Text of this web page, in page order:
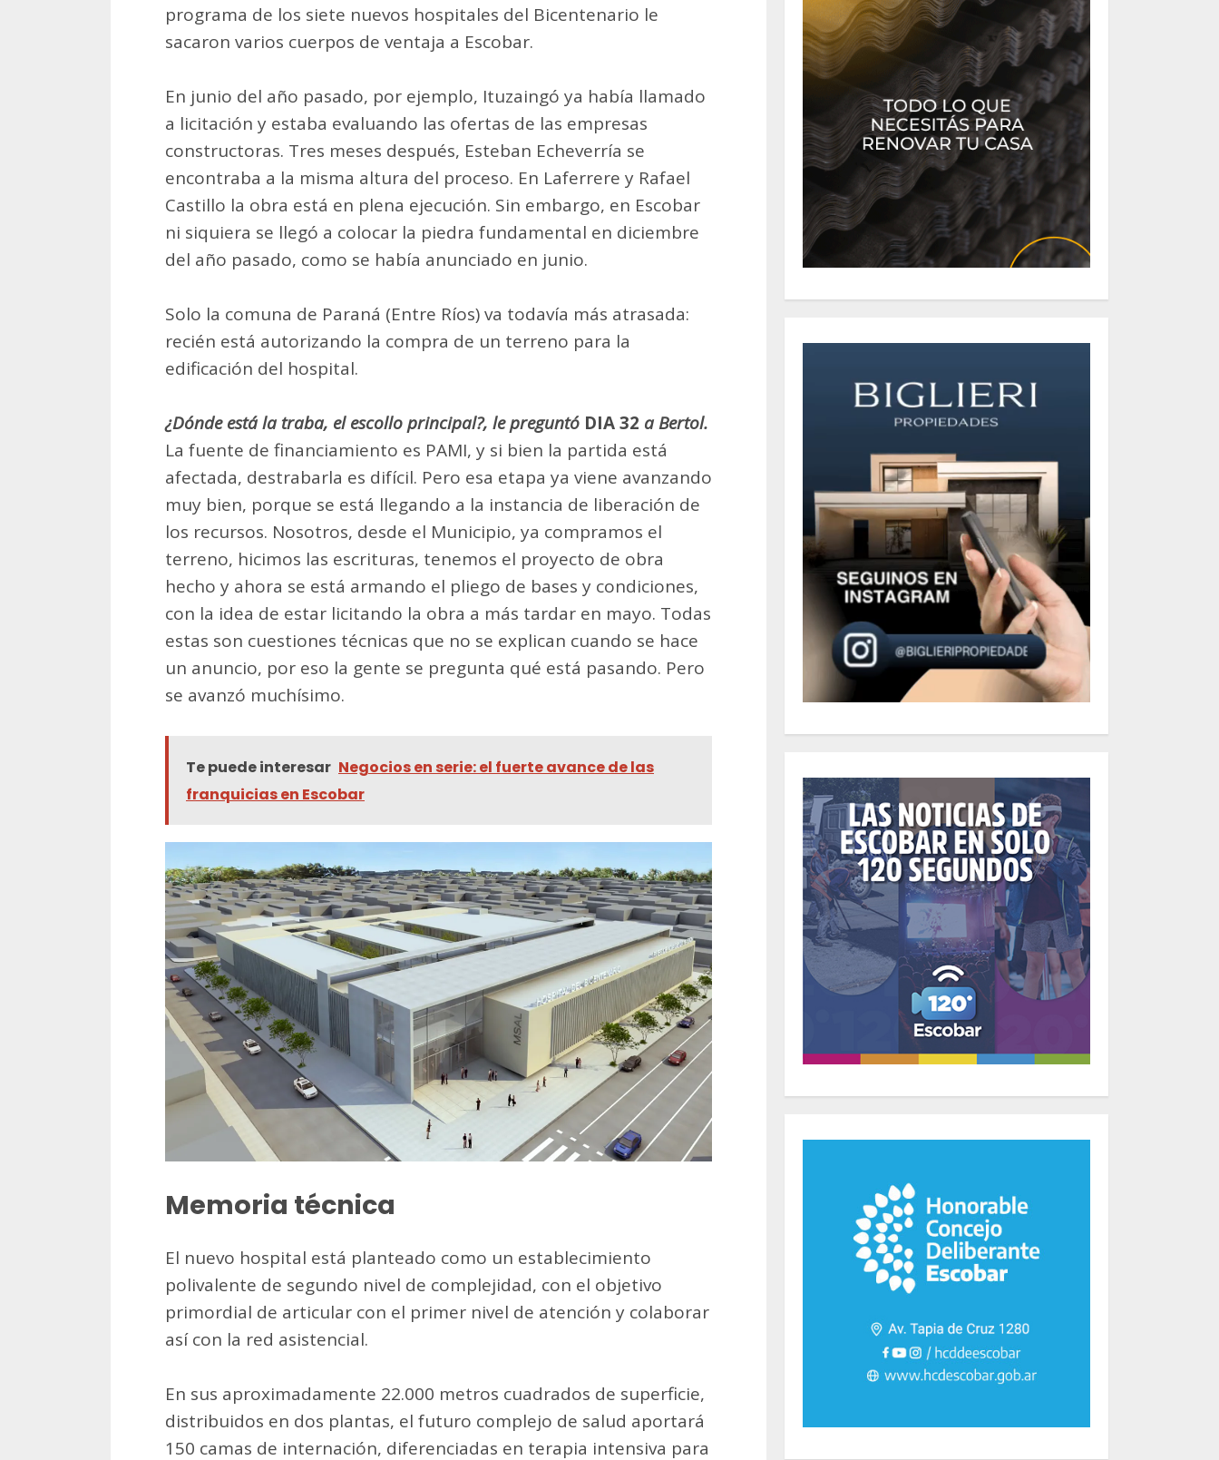
programa de los siete nuevos hospitales del Bicentenario le
sacaron varios cuerpos de ventaja a Escobar.
En junio del año pasado, por ejemplo, Ituzaingó ya había llamado
a licitación y estaba evaluando las ofertas de las empresas
constructoras. Tres meses después, Esteban Echeverría se
encontraba a la misma altura del proceso. En Laferrere y Rafael
Castillo la obra está en plena ejecución. Sin embargo, en Escobar
ni siquiera se llegó a colocar la piedra fundamental en diciembre
del año pasado, como se había anunciado en junio.
Solo la comuna de Paraná (Entre Ríos) va todavía más atrasada:
recién está autorizando la compra de un terreno para la
edificación del hospital.
¿Dónde está la traba, el escollo principal?, le preguntó DIA 32 a Bertol.
La fuente de financiamiento es PAMI, y si bien la partida está
afectada, destrabarla es difícil. Pero esa etapa ya viene avanzando
muy bien, porque se está llegando a la instancia de liberación de
los recursos. Nosotros, desde el Municipio, ya compramos el
terreno, hicimos las escrituras, tenemos el proyecto de obra
hecho y ahora se está armando el pliego de bases y condiciones,
con la idea de estar licitando la obra a más tardar en mayo. Todas
estas son cuestiones técnicas que no se explican cuando se hace
un anuncio, por eso la gente se pregunta qué está pasando. Pero
se avanzó mu­chísimo.
Te puede interesar Negocios en serie: el fuerte avance de las
franquicias en Escobar
Memoria técnica
El nuevo hospital está planteado como un establecimiento
polivalente de segundo nivel de complejidad, con el objetivo
primordial de articular con el primer nivel de atención y colaborar
así con la red asistencial.
En sus aproximadamente 22.000 metros cuadrados de superficie,
distribuidos en dos plantas, el futuro complejo de salud aportará
150 camas de internación, diferenciadas en terapia intensiva para